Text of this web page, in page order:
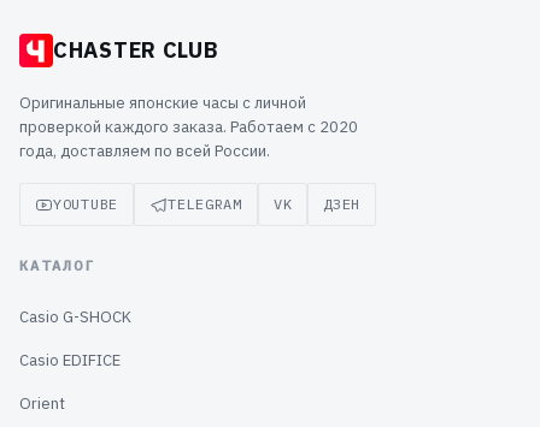
CHASTER CLUB
Оригинальные японские часы с личной
проверкой каждого заказа. Работаем с 2020
года, доставляем по всей России.
YOUTUBE TELEGRAM VK ДЗЕН
КАТАЛОГ
Casio G-SHOCK
Casio EDIFICE
Orient